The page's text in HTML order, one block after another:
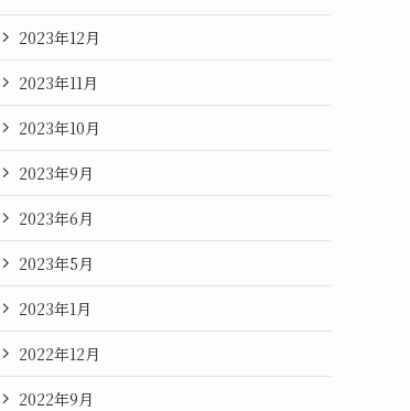
2023年12月
2023年11月
2023年10月
2023年9月
2023年6月
2023年5月
2023年1月
2022年12月
2022年9月